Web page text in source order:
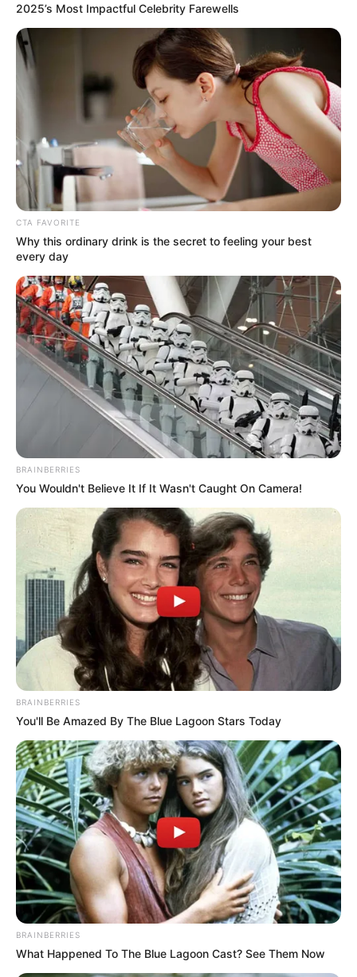
De son côté, Lucile avoue qu’Alex lui manque
avec lui, d’être collée contre lui, de faire plein de
bisous », déclare-t-elle en se filmant. Le couple
n’est plus que l’ombre de lui-même depuis son
retour en France. Ils ont du mal à supporter la
distance entre eux, et le manque est très
important entre eux.
2025’s Most Impactful Celebrity Farewells
CTA FAVORITE
Why this ordinary drink is the secret to feeling your best
every day
BRAINBERRIES
You Wouldn't Believe It If It Wasn't Caught On Camera!
BRAINBERRIES
You'll Be Amazed By The Blue Lagoon Stars Today
BRAINBERRIES
What Happened To The Blue Lagoon Cast? See Them Now